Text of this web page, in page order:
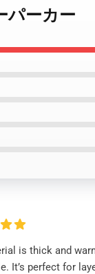
パーカー
is thick and
It’s perfect for